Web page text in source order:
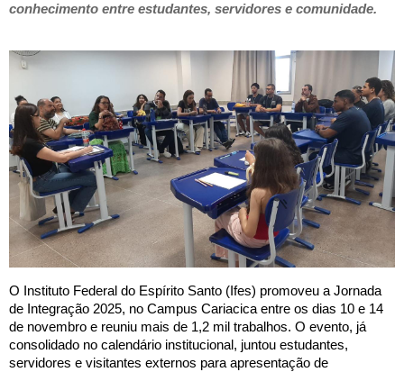
conhecimento entre estudantes, servidores e comunidade.
O Instituto Federal do Espírito Santo (Ifes) promoveu a Jornada
de Integração 2025, no Campus Cariacica entre os dias 10 e 14
de novembro e reuniu mais de 1,2 mil trabalhos. O evento, já
consolidado no calendário institucional, juntou estudantes,
servidores e visitantes externos para apresentação de